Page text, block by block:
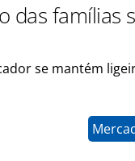
das famílias
se mantém